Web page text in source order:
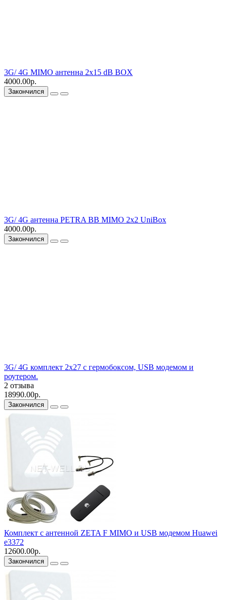
3G/ 4G MIMO антенна 2x15 dB BOX
4000.00р.
Закончился
3G/ 4G антенна PETRA BB MIMO 2x2 UniBox
4000.00р.
Закончился
3G/ 4G комплект 2х27 с гермобоксом, USB модемом и
роутером.
2 отзыва
18990.00р.
Закончился
Комплект с антенной ZETA F MIMO и USB модемом Huawei
e3372
12600.00р.
Закончился